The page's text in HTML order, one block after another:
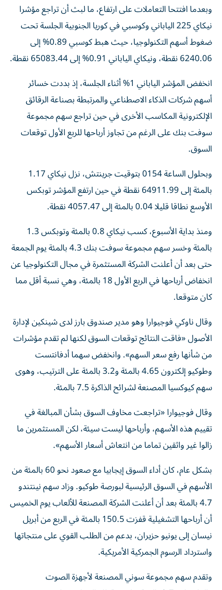
وبعدما افتتحا التعاملات على ارتفاع، ما لبث أن تراجع مؤشرا
نيكاي 225 الياباني وكوسبي في كوريا الجنوبية الجلسة تحت
ضغوط أسهم التكنولوجيا، حيث هبط كوسبي 0.89% إلى
6240.06 نقطة، ونيكاي الياباني 0.91% إلى 65083.44 نقطة.
انخفض المؤشر الياباني 1% أثناء الجلسة، إذ بددت خسائر
أسهم شركات الذكاء الاصطناعي ‌والمرتبطة بصناعة الرقائق
الإلكترونية المكاسب الأخرى في حين تراجع ​سهم مجموعة
⁠سوفت بنك على الرغم من تجاوز ‌أرباحها للربع الأول توقعات
‌السوق.
وبحلول الساعة 0154 بتوقيت جرينتش، نزل نيكاي 1.17
بالمئة إلى 64911.99 نقطة في حين ارتفع المؤشر توبكس
الأوسع نطاقا قليلا ‌0.04 بالمئة إلى 4057.47 نقطة.
ومنذ بداية الأسبوع، كسب نيكاي 0.8 بالمئة ⁠وتوبكس 1.3
بالمئة وخسر سهم مجموعة سوفت بنك 4.3 بالمئة يوم الجمعة
حتى بعد أن أعلنت الشركة المستثمرة في مجال التكنولوجيا عن
انخفاض أرباحها في الربع الأول 18 بالمئة، وهي نسبة أقل مما
كان متوقعا.
وقال ناوكي فوجيوارا ​وهو مدير صندوق بارز لدى شينكين لإدارة
الأصول «فاقت النتائج ‌توقعات السوق لكنها لم تقدم مؤشرات
من شأنها رفع سعر السهم». وانخفض سهما أدفانتست
وطوكيو إلكترون 4.65 بالمئة و3.2 بالمئة على ⁠الترتيب، وهوى
سهم كيوكسيا المصنعة لشرائح الذاكرة 7.5 بالمئة.
وقال فوجيوارا «تراجعت مخاوف السوق بشأن المبالغة في
تقييم هذه الأسهم، وأرباحها ليست ​سيئة، لكن ‌المستثمرين ما
زالوا غير واثقين تماما من انتعاش أسعار ‌الأسهم».
بشكل عام، كان أداء السوق إيجابيا مع صعود نحو 60 بالمئة من
الأسهم في السوق الرئيسية لبورصة طوكيو. وزاد سهم نينتندو
‌4.7 بالمئة بعد أن ‌أعلنت الشركة المصنعة للألعاب يوم الخميس
أن أرباحها التشغيلية قفزت 150.5 بالمئة في ‌الربع من أبريل
نيسان إلى يونيو حزيران، بدعم من الطلب القوي على منتجاتها
واسترداد الرسوم الجمركية الأمريكية.
وتقدم ⁠سهم مجموعة سوني المصنعة لأجهزة الصوت ​